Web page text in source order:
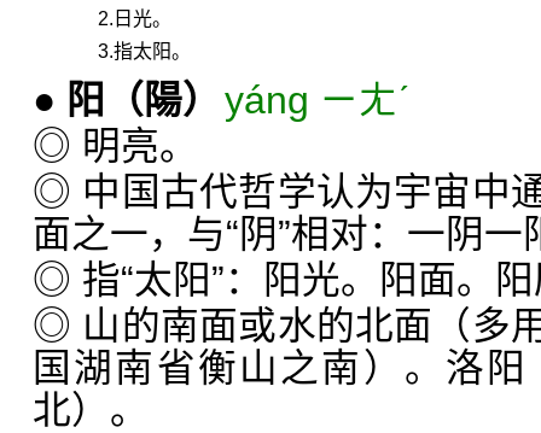
2.日光。
3.指太阳。
● 阳 （陽） yáng ㄧㄤˊ
◎ 明亮。
◎ 中国古代哲学认为宇宙中
面之一，与“阴”相对：一阴
◎ 指“太阳”：阳光。阳面。
◎ 山的南面或水的北面（多
国湖南省衡山之南）。洛
北）。